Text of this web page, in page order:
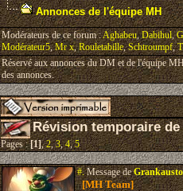
Annonces de l'équipe MH
Modérateurs de ce forum :Aghabeu,Dabihul,
Modérateur5,Mr x,Rouletabille,Schtroumpf,
Réservé aux annonces du DM et de l'équipe
des annonces.
Révision temporaire
Pages :[1],2,3,4,5
#.Message deGrankausto
[MH Team]